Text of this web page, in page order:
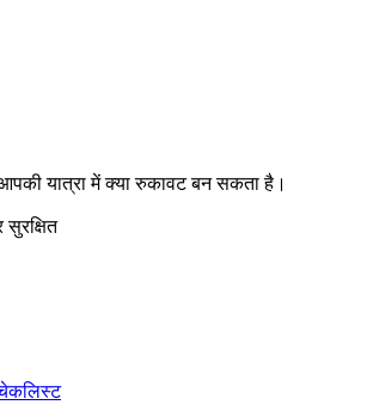
यात्रा में क्या रुकावट बन सकता है।